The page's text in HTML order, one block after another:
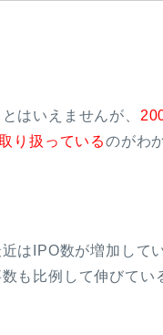
はいえませんが、
り扱っているのがわ
はIPO数が増加して
も比例して伸びてい